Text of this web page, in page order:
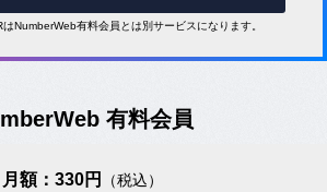
NumberWeb有料会員とは別サービスになります。
有料会員
月額：330円 （税込）